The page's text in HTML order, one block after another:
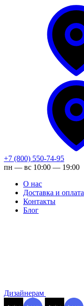
+7 (800) 550-74-95
пн — вс 10:00 — 19:00
О нас
Доставка и оплата
Контакты
Блог
Дизайнерам